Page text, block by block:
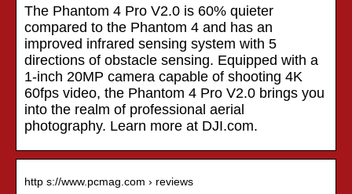
The Phantom 4 Pro V2.0 is 60% quieter
compared to the Phantom 4 and has an
improved infrared sensing system with 5
directions of obstacle sensing. Equipped with a
1-inch 20MP camera capable of shooting 4K
60fps video, the Phantom 4 Pro V2.0 brings you
into the realm of professional aerial
photography. Learn more at DJI.com.
http s://www.pcmag.com › reviews